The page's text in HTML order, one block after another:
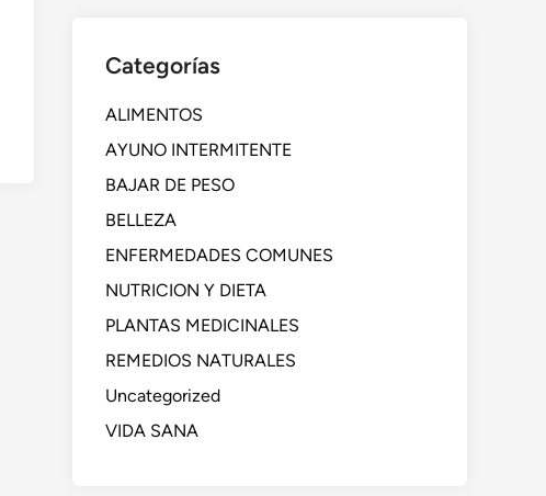
Categorías
ALIMENTOS
AYUNO INTERMITENTE
BAJAR DE PESO
BELLEZA
ENFERMEDADES COMUNES
NUTRICION Y DIETA
PLANTAS MEDICINALES
REMEDIOS NATURALES
Uncategorized
VIDA SANA